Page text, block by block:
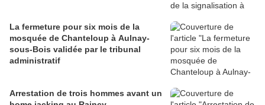
La fermeture pour six mois de la
mosquée de Chanteloup à Aulnay-
sous-Bois validée par le tribunal
administratif
Arrestation de trois hommes avant un